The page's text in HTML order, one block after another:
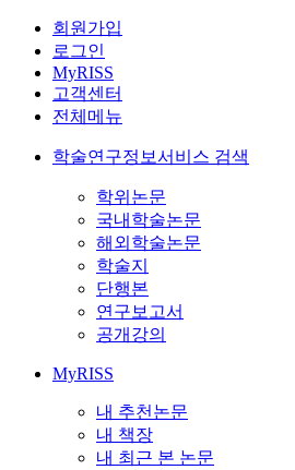
회원가입
로그인
MyRISS
고객센터
전체메뉴
학술연구정보서비스 검색
학위논문
국내학술논문
해외학술논문
학술지
단행본
연구보고서
공개강의
MyRISS
내 추천논문
내 책장
내 최근 본 논문